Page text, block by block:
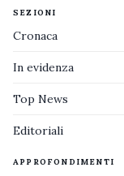
SEZIONI
Cronaca
In evidenza
Top News
Editoriali
APPROFONDIMENTI